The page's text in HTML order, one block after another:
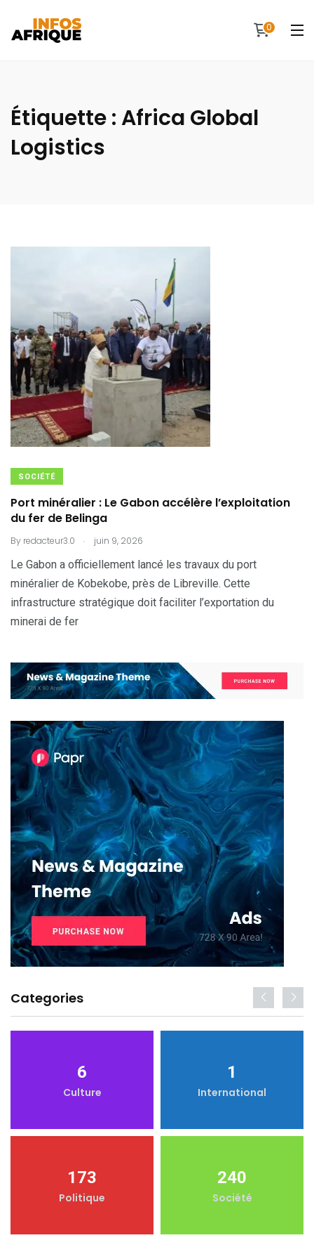
0
Étiquette : Africa Global
Logistics
SOCIÉTÉ
Port minéralier : Le Gabon accélère l’exploitation
du fer de Belinga
By redacteur3.0 . juin 9, 2026
Le Gabon a officiellement lancé les travaux du port
minéralier de Kobekobe, près de Libreville. Cette
infrastructure stratégique doit faciliter l’exportation du
minerai de fer
Categories
6
Culture
1
International
173
Politique
240
Société